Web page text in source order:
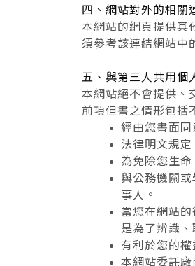
四、網站對外的相關
本網站的網頁提供其
須參考該連結網站中
五、與第三人共用個
本網站絕不會提供、
前項但書之情形包括
經由您書面同
法律明文規定
為免除您生
與公務機關
事人。
當您在網站
是為了辨識
有利於您的權
本網站委託